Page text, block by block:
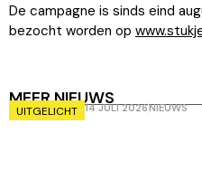
De campagne is sinds eind
bezocht worden op
MEER NIEUWS
UITGELICHT 14 JULI 2026NIEUWS